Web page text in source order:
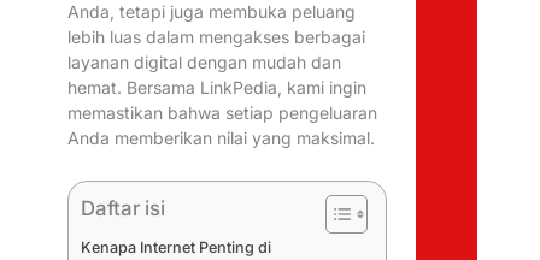
Anda, tetapi juga membuka peluang
lebih luas dalam mengakses berbagai
layanan digital dengan mudah dan
hemat. Bersama LinkPedia, kami ingin
memastikan bahwa setiap pengeluaran
Anda memberikan nilai yang maksimal.
Daftar isi
Kenapa Internet Penting di